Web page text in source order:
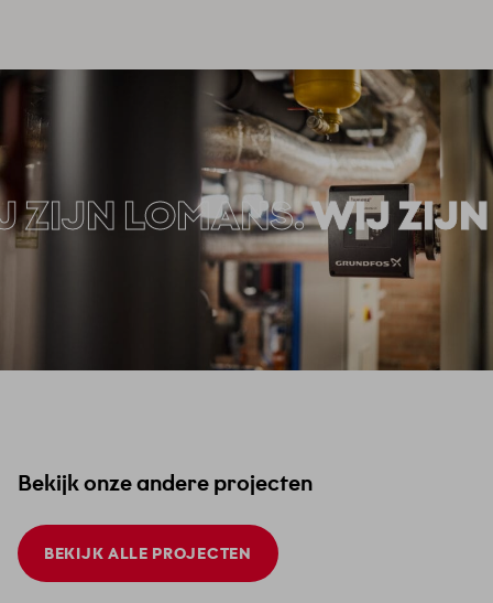
LOMANS.WIJ ZIJN
Bekijk onze andere projecten
BEKIJK ALLE PROJECTEN